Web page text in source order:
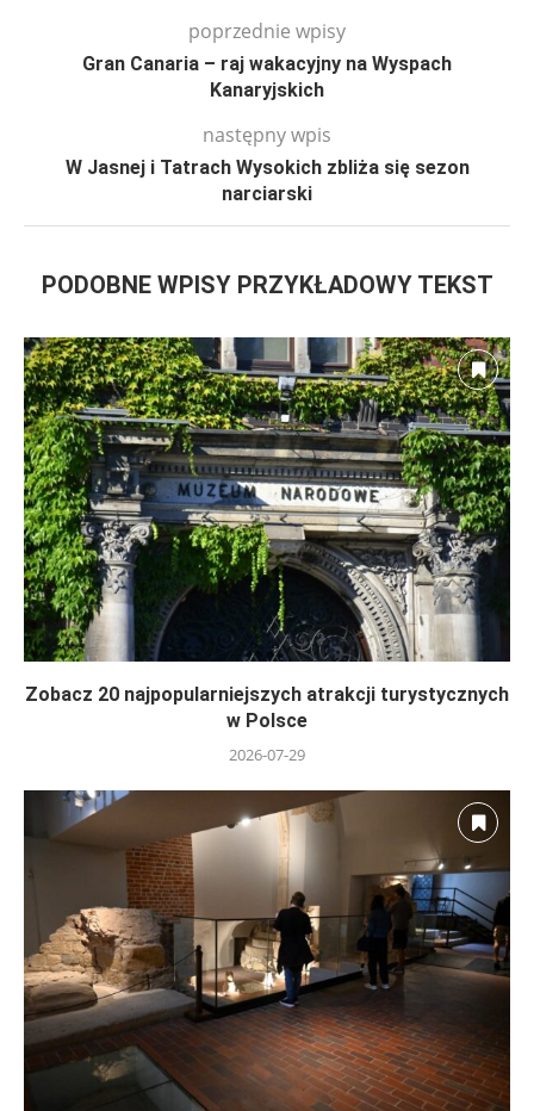
poprzednie wpisy
Gran Canaria – raj wakacyjny na Wyspach
Kanaryjskich
następny wpis
W Jasnej i Tatrach Wysokich zbliża się sezon
narciarski
PODOBNE WPISY PRZYKŁADOWY TEKST
Zobacz 20 najpopularniejszych atrakcji turystycznych
w Polsce
2026-07-29